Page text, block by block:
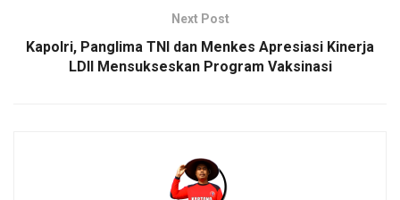
Next Post
Kapolri, Panglima TNI dan Menkes Apresiasi Kinerja
LDII Mensukseskan Program Vaksinasi